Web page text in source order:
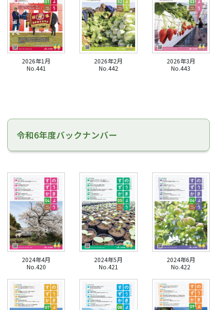
2026年1月
No.441
2026年2月
No.442
2026年3月
No.443
令和6年度バックナンバー
2024年4月
No.420
2024年5月
No.421
2024年6月
No.422